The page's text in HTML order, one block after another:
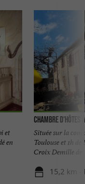
et
en
Chambre d'Hôtes
Située sur la
Toulouse et 1h
Croix Demille de
15,2 km -